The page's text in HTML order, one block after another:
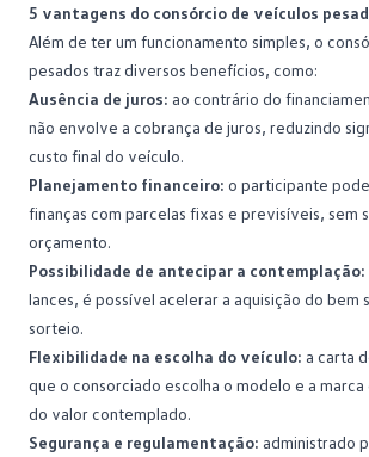
5 vantagens do consórcio de veículos
Além de ter um funcionamento simples, o
pesados traz diversos benefícios, como:
Ausência de juros: ao contrário do
não envolve a cobrança de juros, reduzindo
custo final do veículo.
Planejamento financeiro: o participante
finanças com parcelas fixas e previsíveis, sem
orçamento.
Possibilidade de antecipar a contemplação:
lances, é possível acelerar a aquisição do bem
sorteio.
Flexibilidade na escolha do veículo: a carta
que o consorciado escolha o modelo e a
do valor contemplado.
Segurança e regulamentação: administrado